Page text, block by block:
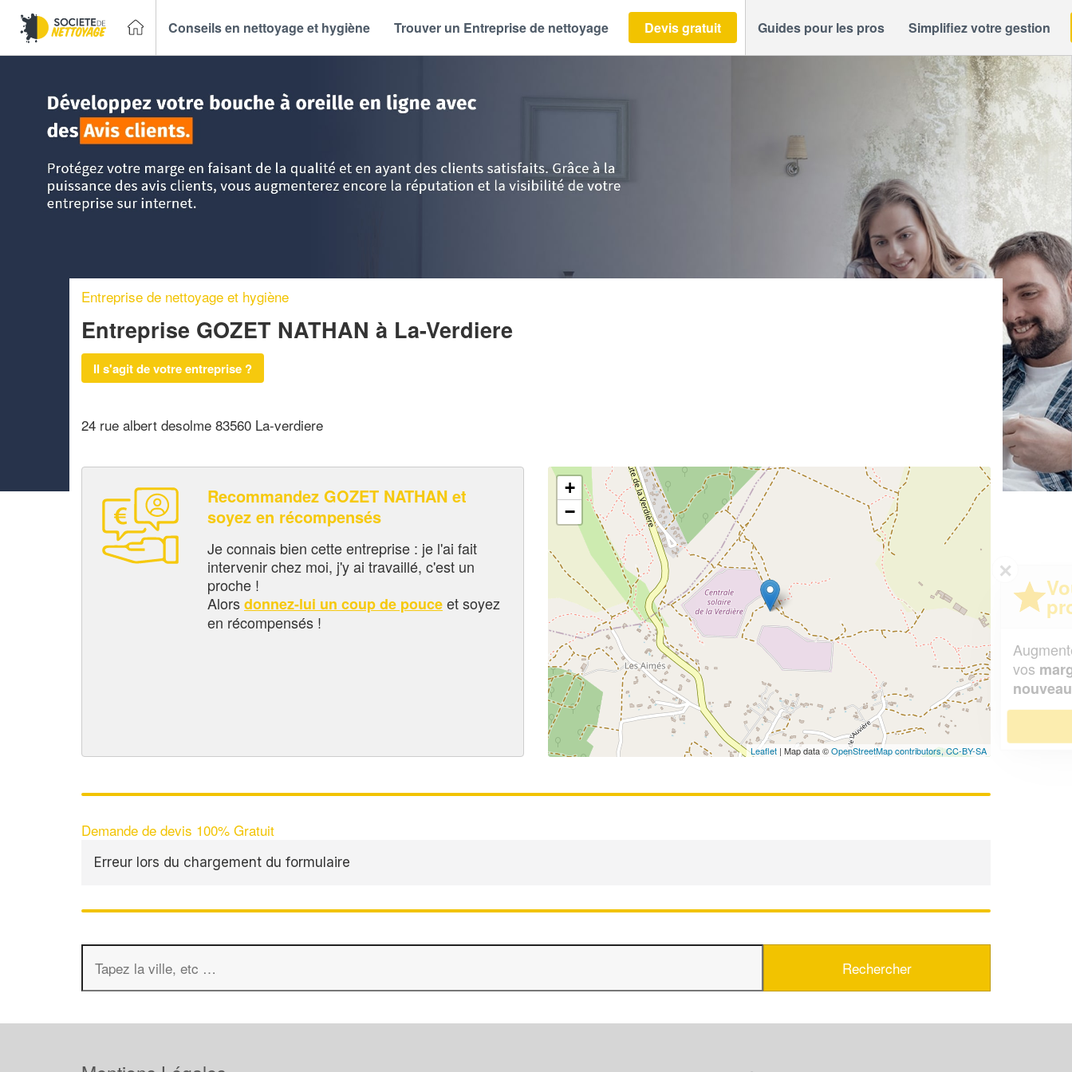
Conseils en nettoyage et hygiène Trouver un Entreprise de nettoyage Devis gratuit Guides pour les pros Simplifiez votre gestion
Entreprise de nettoyage et hygiène
Entreprise GOZET NATHAN à La-Verdiere
Il s'agit de votre entreprise ?
24 rue albert desolme 83560 La-verdiere
Recommandez GOZET NATHAN et
soyez en récompensés
Je connais bien cette entreprise : je l'ai fait
intervenir chez moi, j'y ai travaillé, c'est un
proche !
Alorsdonnez-lui un coup de pouceet soyez
en récompensés !
+
−
Leaflet | Map data ©OpenStreetMap contributors,CC-BY-SA
Demande de devis 100% Gratuit
Erreur lors du chargement du formulaire
Vous êtes un
professionnel ?
Augmentez votrechiffre d'affaireset
vos
marges
tout en gagnant de
nouveaux clients
En savoir plus